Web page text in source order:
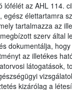
az AHL 114.
egész élettartamra
tartalmazza az
szerv által
dokumentálja,
az illetékes
látogatások,
kizárólag a